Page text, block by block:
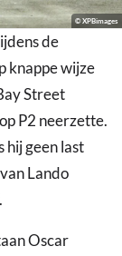
© XPBimages
de
knappe wijze
Street
P2 neerzette.
hij geen last
Lando
Oscar